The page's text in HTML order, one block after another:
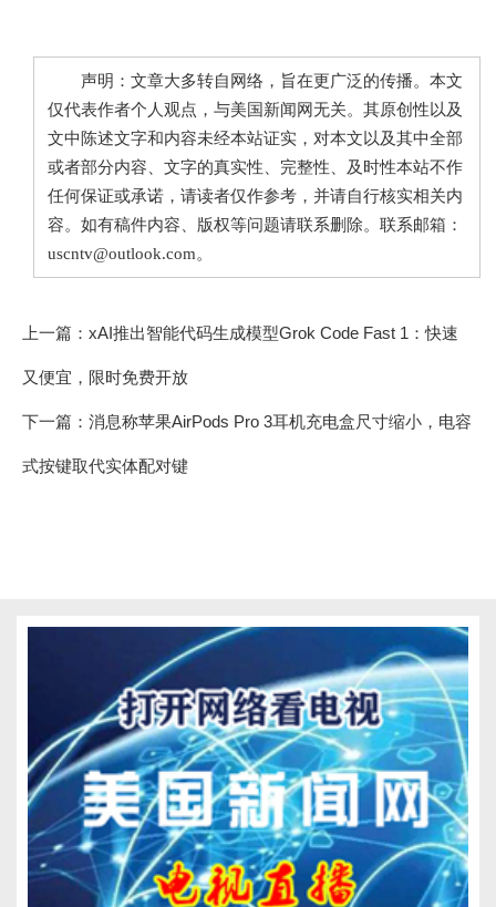
声明：文章大多转自网络，旨在更广泛的传播。本文
仅代表作者个人观点，与美国新闻网无关。其原创性以及
文中陈述文字和内容未经本站证实，对本文以及其中全部
或者部分内容、文字的真实性、完整性、及时性本站不作
任何保证或承诺，请读者仅作参考，并请自行核实相关内
容。如有稿件内容、版权等问题请联系删除。联系邮箱：
uscntv@outlook.com。
上一篇： xAI推出智能代码生成模型Grok Code Fast 1：快速
又便宜，限时免费开放
下一篇： 消息称苹果AirPods Pro 3耳机充电盒尺寸缩小，电容
式按键取代实体配对键